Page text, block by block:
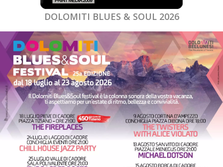
DOLOMITI BLUES & SOUL 2026